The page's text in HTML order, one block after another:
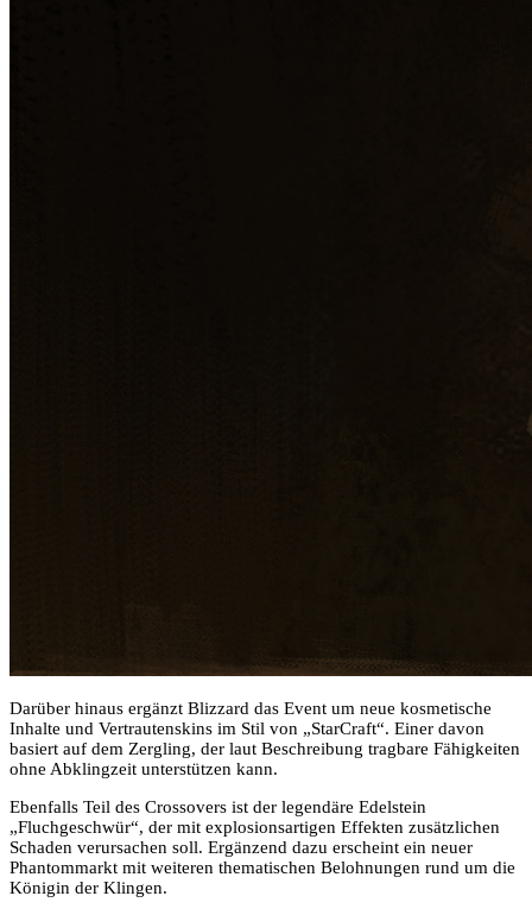
Darüber hinaus ergänzt Blizzard das Event um neue kosmetische
Inhalte und Vertrautenskins im Stil von „StarCraft“. Einer davon
basiert auf dem Zergling, der laut Beschreibung tragbare Fähigkeiten
ohne Abklingzeit unterstützen kann.
Ebenfalls Teil des Crossovers ist der legendäre Edelstein
„Fluchgeschwür“, der mit explosionsartigen Effekten zusätzlichen
Schaden verursachen soll. Ergänzend dazu erscheint ein neuer
Phantommarkt mit weiteren thematischen Belohnungen rund um die
Königin der Klingen.